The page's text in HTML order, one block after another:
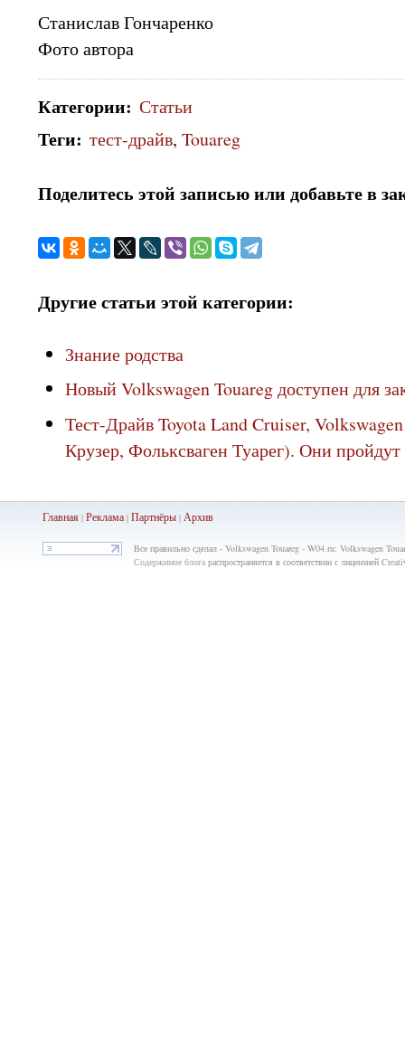
Станислав Гончаренко
Фото автора
Категории: Статьи
Теги: тест-драйв, Touareg
Поделитесь этой записью или добавьте в
Другие статьи этой категории:
Знание родства
Новый Volkswagen Touareg доступен для
Тест-Драйв Toyota Land Cruiser,
Крузер, Фольксваген Туарег). Они пройдут
Главная| Реклама| Партнёры| Архив
Все правильно сделал - Volkswagen Touareg - W04.ru: Volkswagen
Содержимое блогараспространяется в соответствии с лицензией